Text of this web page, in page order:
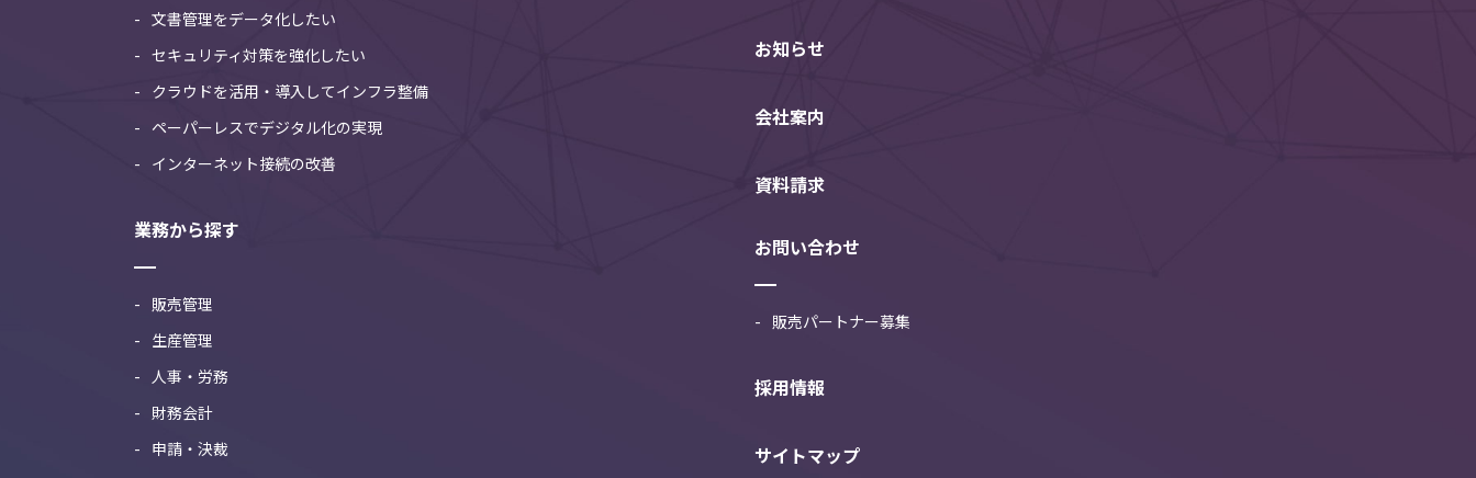
文書管理をデータ化したい
セキュリティ対策を強化したい
クラウドを活用・導入してインフラ整備
ペーパーレスでデジタル化の実現
インターネット接続の改善
業務から探す
販売管理
生産管理
人事・労務
財務会計
申請・決裁
お知らせ
会社案内
資料請求
お問い合わせ
販売パートナー募集
採用情報
サイトマップ